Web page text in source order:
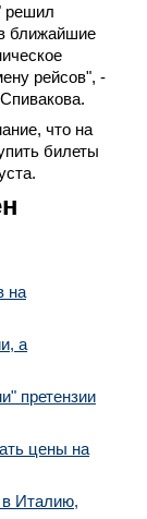
решил
ближайшие
рейсов", -
что на
билеты
на
а
претензии
цены на
Италию,